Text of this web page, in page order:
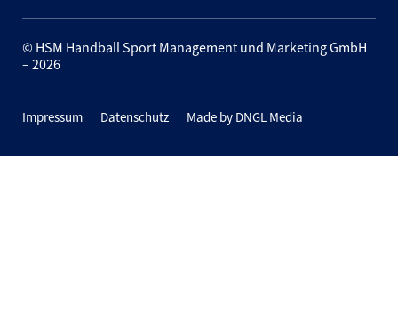
© HSM Handball Sport Management und Marketing GmbH
– 2026
Impressum Datenschutz Made by DNGL Media